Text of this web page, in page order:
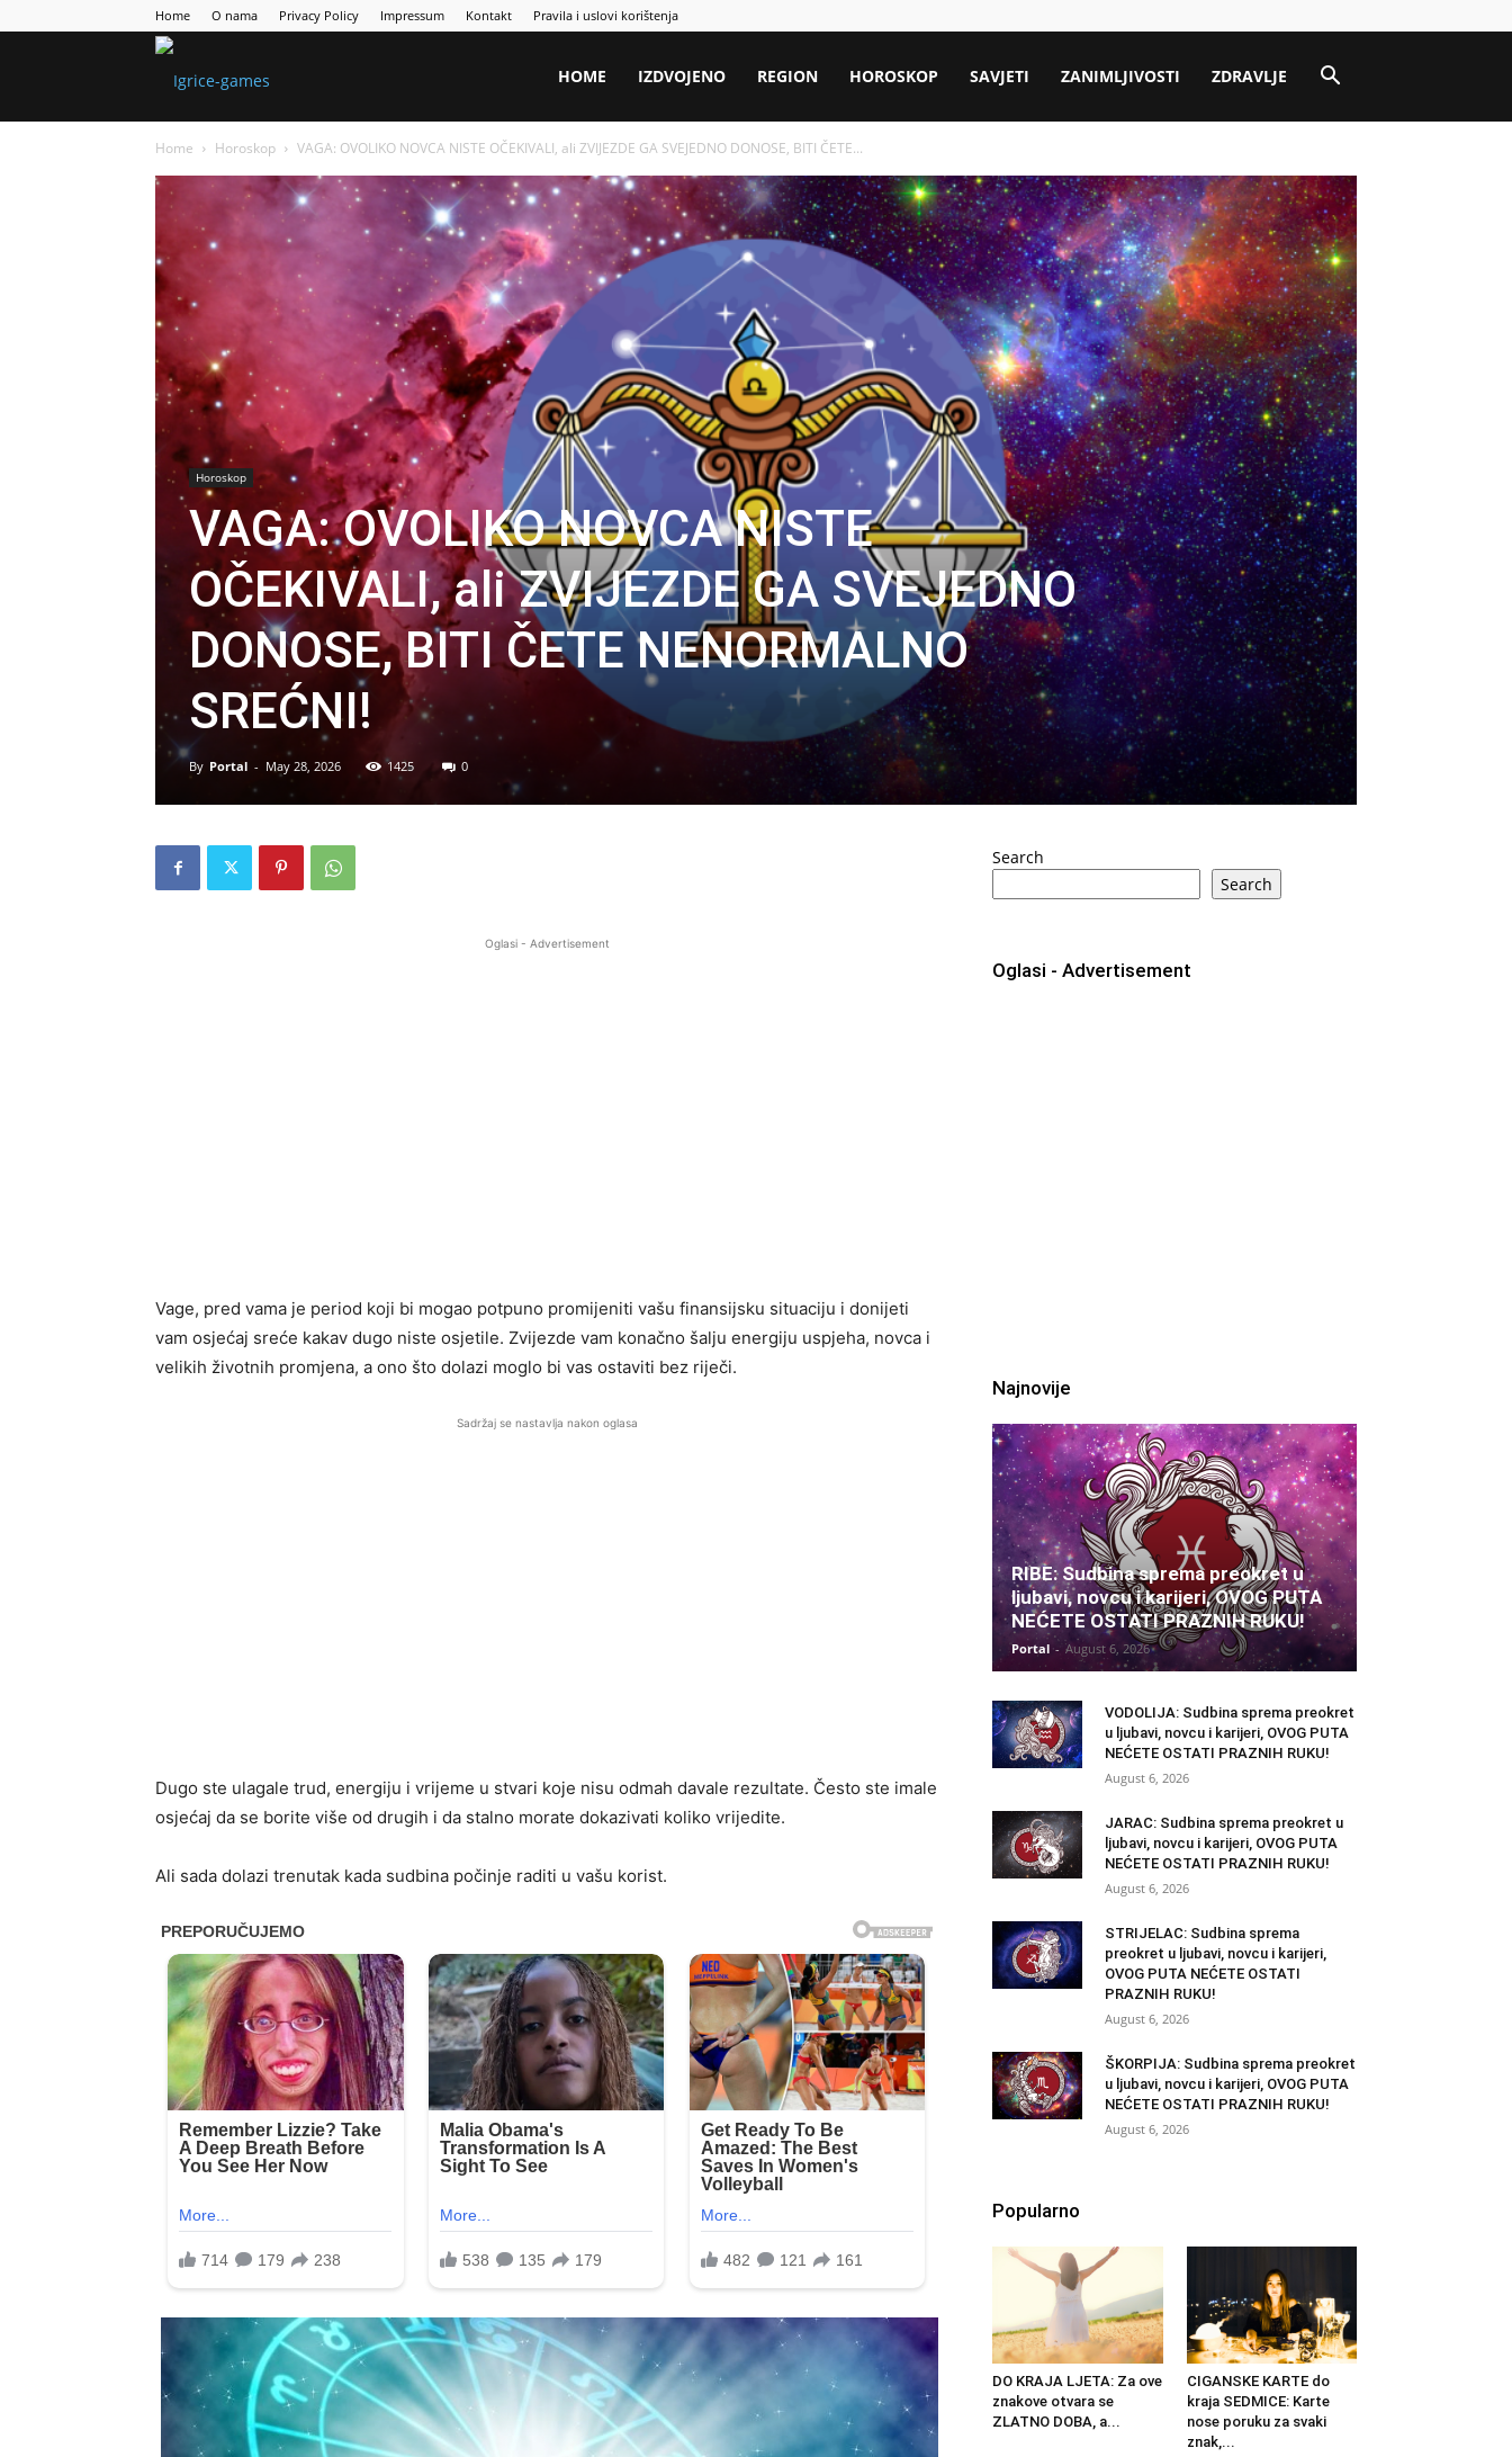
Home O nama Privacy Policy Impressum Kontakt Pravila i uslovi korištenja
HOME IZDVOJENO REGION HOROSKOP SAVJETI ZANIMLJIVOSTI ZDRAVLJE
Home Horoskop VAGA: OVOLIKO NOVCA NISTE OČEKIVALI, ali ZVIJEZDE GA SVEJEDNO DONOSE, BITI ČETE...
Horoskop
VAGA: OVOLIKO NOVCA NISTE
OČEKIVALI, ali ZVIJEZDE GA SVEJEDNO
DONOSE, BITI ČETE NENORMALNO
SREĆNI!
By Portal - May 28, 2026 1425 0
Oglasi - Advertisement
Vage, pred vama je period koji bi mogao potpuno promijeniti vašu finansijsku situaciju i donijeti
vam osjećaj sreće kakav dugo niste osjetile. Zvijezde vam konačno šalju energiju uspjeha, novca i
velikih životnih promjena, a ono što dolazi moglo bi vas ostaviti bez riječi.
Sadržaj se nastavlja nakon oglasa
Dugo ste ulagale trud, energiju i vrijeme u stvari koje nisu odmah davale rezultate. Često ste imale
osjećaj da se borite više od drugih i da stalno morate dokazivati koliko vrijedite.
Ali sada dolazi trenutak kada sudbina počinje raditi u vašu korist.
Search
Search
Oglasi - Advertisement
Najnovije
RIBE: Sudbina sprema preokret u
ljubavi, novcu i karijeri, OVOG PUTA
NEĆETE OSTATI PRAZNIH RUKU!
Portal - August 6, 2026
VODOLIJA: Sudbina sprema preokret
u ljubavi, novcu i karijeri, OVOG PUTA
NEĆETE OSTATI PRAZNIH RUKU!
August 6, 2026
JARAC: Sudbina sprema preokret u
ljubavi, novcu i karijeri, OVOG PUTA
NEĆETE OSTATI PRAZNIH RUKU!
August 6, 2026
STRIJELAC: Sudbina sprema
preokret u ljubavi, novcu i karijeri,
OVOG PUTA NEĆETE OSTATI
PRAZNIH RUKU!
August 6, 2026
ŠKORPIJA: Sudbina sprema preokret
u ljubavi, novcu i karijeri, OVOG PUTA
NEĆETE OSTATI PRAZNIH RUKU!
August 6, 2026
Popularno
DO KRAJA LJETA: Za ove
znakove otvara se
ZLATNO DOBA, a...
CIGANSKE KARTE do
kraja SEDMICE: Karte
nose poruku za svaki
znak,...